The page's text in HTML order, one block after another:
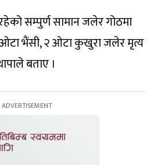
सम्पुर्ण सामान जलेर गोठमा
ओटा भैंसी, २ ओटा कुखुरा जलेर मृत्य
बताए ।